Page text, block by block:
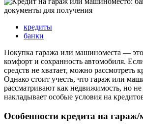
кредиты
банки
Покупка гаража или машиноместа —
комфорт и сохранность автомобиля.
средств не хватает, можно рассмотреть
Однако стоит учесть, что гараж или
рассматривают как недвижимость, но
накладывает особые условия на
Особенности кредита на